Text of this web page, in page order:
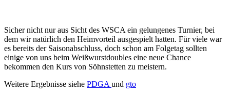
Sicher nicht nur aus Sicht des WSCA ein gelungenes Turnier, bei
dem wir natürlich den Heimvorteil ausgespielt hatten. Für viele war
es bereits der Saisonabschluss, doch schon am Folgetag sollten
einige von uns beim Weißwurstdoubles eine neue Chance
bekommen den Kurs von Söhnstetten zu meistern.
Weitere Ergebnisse siehe PDGA und gto